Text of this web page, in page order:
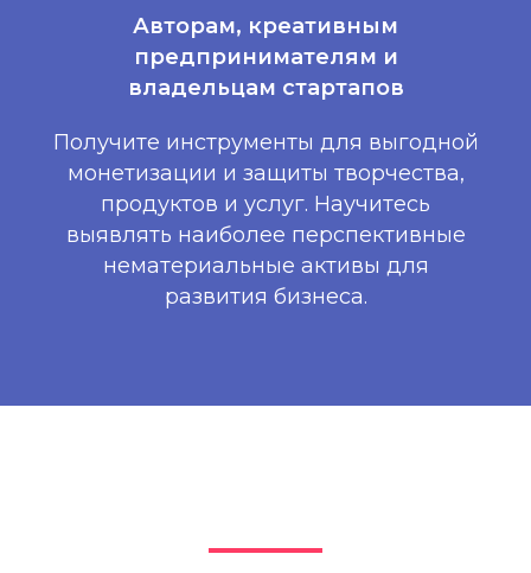
Авторам, креативным
предпринимателям и
владельцам стартапов
Получите инструменты для выгодной
монетизации и защиты творчества,
продуктов и услуг. Научитесь
выявлять наиболее перспективные
нематериальные активы для
развития бизнеса.